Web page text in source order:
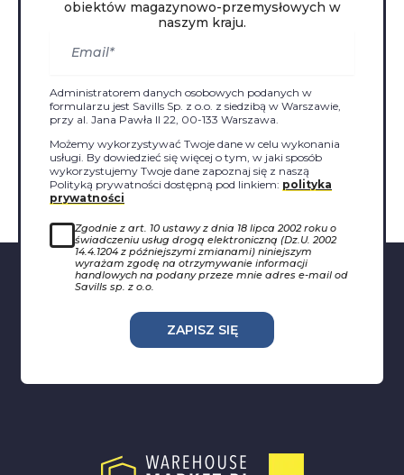
obiektów magazynowo-przemysłowych w
naszym kraju.
Administratorem danych osobowych podanych w
formularzu jest Savills Sp. z o.o. z siedzibą w Warszawie,
przy al. Jana Pawła II 22, 00-133 Warszawa.
Możemy wykorzystywać Twoje dane w celu wykonania
usługi. By dowiedzieć się więcej o tym, w jaki sposób
wykorzystujemy Twoje dane zapoznaj się z naszą
Polityką prywatności dostępną pod linkiem: polityka
prywatności
Zgodnie z art. 10 ustawy z dnia 18 lipca 2002 roku o
świadczeniu usług drogą elektroniczną (Dz.U. 2002
14.4.1204 z późniejszymi zmianami) niniejszym
wyrażam zgodę na otrzymywanie informacji
handlowych na podany przeze mnie adres e-mail od
Savills sp. z o.o.
ZAPISZ SIĘ